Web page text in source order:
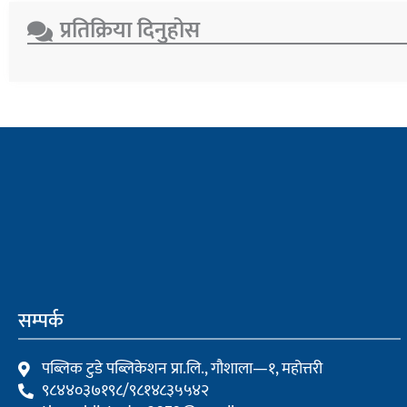
प्रतिक्रिया दिनुहोस​
सम्पर्क
पब्लिक टुडे पब्लिकेशन प्रा.लि., गौशाला—१, महोत्तरी
९८४४०३७१९८/९८१४८३५५४२